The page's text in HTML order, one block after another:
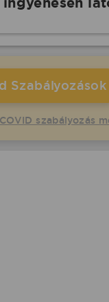
Szabályozások
szabályozás